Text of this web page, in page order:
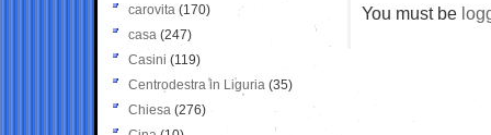
You must be
carovita (170)
casa (247)
Casini (119)
Centrodestra in Liguria (35)
Chiesa (276)